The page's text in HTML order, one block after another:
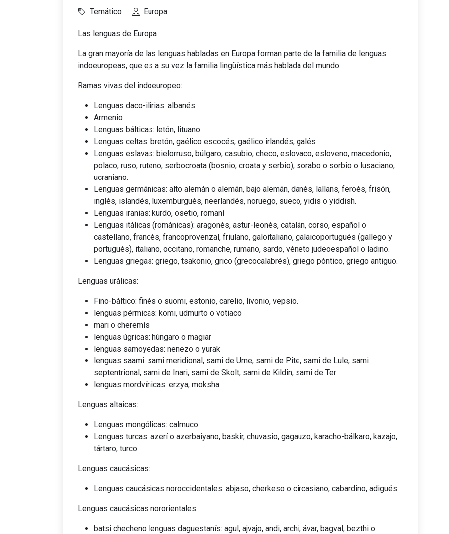
Temático Europa
Las lenguas de Europa
La gran mayoría de las lenguas habladas en Europa forman parte de la familia de lenguas
indoeuropeas, que es a su vez la familia lingüística más hablada del mundo.
Ramas vivas del indoeuropeo:
Lenguas daco-ilirias: albanés
Armenio
Lenguas bálticas: letón, lituano
Lenguas celtas: bretón, gaélico escocés, gaélico irlandés, galés
Lenguas eslavas: bielorruso, búlgaro, casubio, checo, eslovaco, esloveno, macedonio,
polaco, ruso, ruteno, serbocroata (bosnio, croata y serbio), sorabo o sorbio o lusaciano,
ucraniano.
Lenguas germánicas: alto alemán o alemán, bajo alemán, danés, lallans, feroés, frisón,
inglés, islandés, luxemburgués, neerlandés, noruego, sueco, yidis o yiddish.
Lenguas iranias: kurdo, osetio, romaní
Lenguas itálicas (románicas): aragonés, astur-leonés, catalán, corso, español o
castellano, francés, francoprovenzal, friulano, galoitaliano, galaicoportugués (gallego y
portugués), italiano, occitano, romanche, rumano, sardo, véneto judeoespañol o ladino.
Lenguas griegas: griego, tsakonio, grico (grecocalabrés), griego póntico, griego antiguo.
Lenguas urálicas:
Fino-báltico: finés o suomi, estonio, carelio, livonio, vepsio.
lenguas pérmicas: komi, udmurto o votiaco
mari o cheremís
lenguas úgricas: húngaro o magiar
lenguas samoyedas: nenezo o yurak
lenguas saami: sami meridional, sami de Ume, sami de Pite, sami de Lule, sami
septentrional, sami de Inari, sami de Skolt, sami de Kildin, sami de Ter
lenguas mordvínicas: erzya, moksha.
Lenguas altaicas:
Lenguas mongólicas: calmuco
Lenguas turcas: azerí o azerbaiyano, baskir, chuvasio, gagauzo, karacho-bálkaro, kazajo,
tártaro, turco.
Lenguas caucásicas:
Lenguas caucásicas noroccidentales: abjaso, cherkeso o circasiano, cabardino, adigués.
Lenguas caucásicas nororientales:
batsi checheno lenguas daguestanís: agul, ajvajo, andi, archi, ávar, bagval, bezthi o